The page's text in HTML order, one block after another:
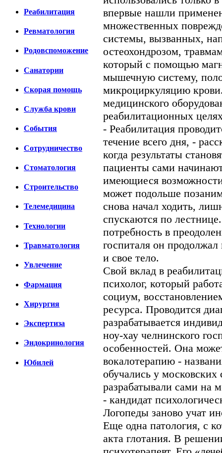
Реабилитация
Ревматология
Родовспоможение
Санатории
Скорая помощь
Cлужба крови
События
Сотрудничество
Стоматология
Строительство
Телемедицина
Технологии
Травматология
Увлечение
Фармация
Хирургия
Экспертиза
Эндокринология
Юбилей
впервые нашли
множественных
системы, вызванных,
остеохондрозом,
который с помощью
мышечную систему,
микроциркуляцию
медицинского
реабилитационных
- Реабилитация
течение всего дня, -
когда результаты
пациенты сами
имеющиеся
может подольше
снова начал ходить,
спускаются по
потребность в
госпиталя он продолжал
и свое тело.
Свой вклад в
психолог, который
социум,
ресурса. Проводится
разрабатывается
ноу-хау челнинского
особенностей. Она
вокалотерапию -
обучались у московских
разрабатывали сами на
- кандидат
Логопеды заново учат
Еще одна патология, с
акта глотания. В